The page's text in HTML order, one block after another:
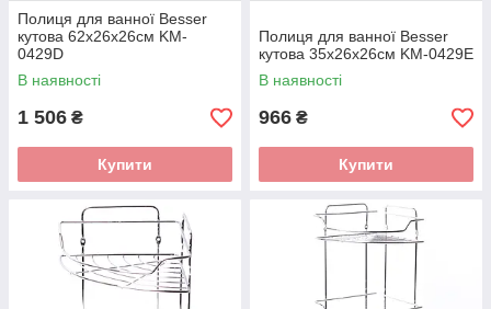
Полиця для ванної Besser
кутова 62х26х26см KM-
0429D
В наявності
1 506 ₴
Купити
Полиця для ванної Besser
кутова 35х26х26см KM-0429E
В наявності
966 ₴
Купити